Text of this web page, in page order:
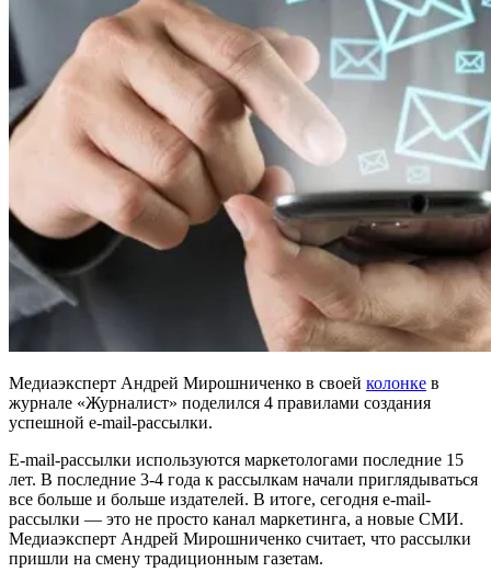
Медиаэксперт Андрей Мирошниченко в своей колонке в
журнале «Журналист» поделился 4 правилами создания
успешной e-mail-рассылки.
E-mail-рассылки используются маркетологами последние 15
лет. В последние 3-4 года к рассылкам начали приглядываться
все больше и больше издателей. В итоге, сегодня e-mail-
рассылки — это не просто канал маркетинга, а новые СМИ.
Медиаэксперт Андрей Мирошниченко считает, что рассылки
пришли на смену традиционным газетам.